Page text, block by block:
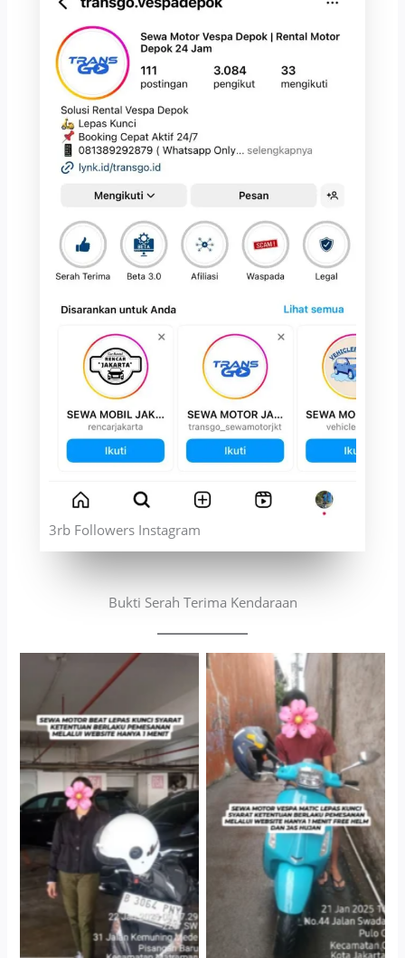
3rb Followers Instagram
Bukti Serah Terima Kendaraan
Cityplaza Jatinegara
Gedung Parkir P6A
Antar Jemput Kendaraan